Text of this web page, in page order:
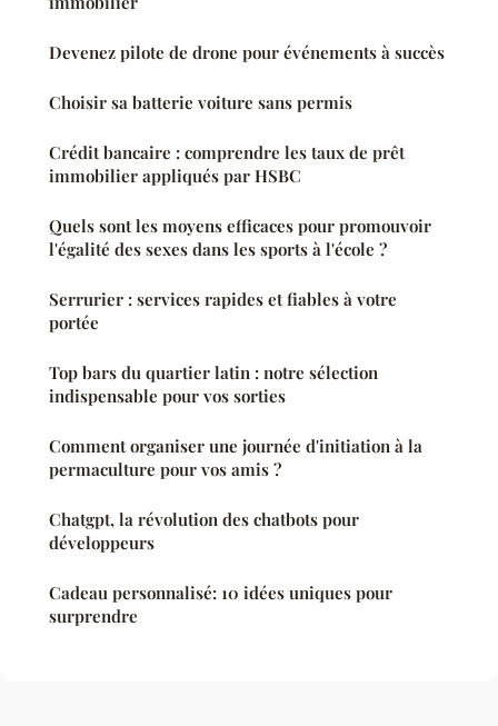
Devenez pilote de drone pour événements à succès
Choisir sa batterie voiture sans permis
Crédit bancaire : comprendre les taux de prêt
immobilier appliqués par HSBC
Quels sont les moyens efficaces pour promouvoir
l'égalité des sexes dans les sports à l'école ?
Serrurier : services rapides et fiables à votre
portée
Top bars du quartier latin : notre sélection
indispensable pour vos sorties
Comment organiser une journée d'initiation à la
permaculture pour vos amis ?
Chatgpt, la révolution des chatbots pour
développeurs
Cadeau personnalisé: 10 idées uniques pour
surprendre